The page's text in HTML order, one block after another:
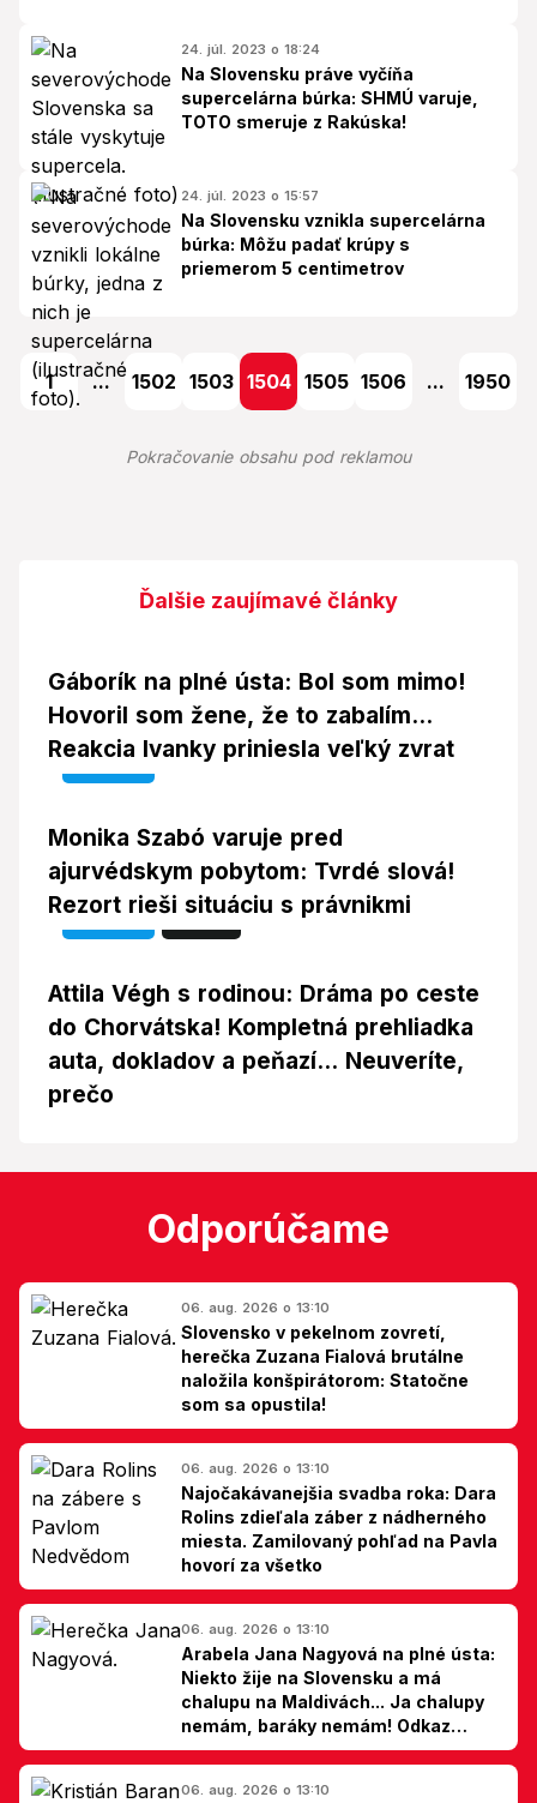
24. júl. 2023 o 18:24
Na Slovensku práve vyčíňa
supercelárna búrka: SHMÚ varuje,
TOTO smeruje z Rakúska!
24. júl. 2023 o 15:57
Na Slovensku vznikla supercelárna
búrka: Môžu padať krúpy s
priemerom 5 centimetrov
1 ... 1502 1503 1504 1505 1506 ... 1950
Pokračovanie obsahu pod reklamou
Ďalšie zaujímavé články
Gáborík na plné ústa: Bol som mimo!
Hovoril som žene, že to zabalím...
Reakcia Ivanky priniesla veľký zvrat
Video
Monika Szabó varuje pred
ajurvédskym pobytom: Tvrdé slová!
Rezort rieši situáciu s právnikmi
Video Foto
Attila Végh s rodinou: Dráma po ceste
do Chorvátska! Kompletná prehliadka
auta, dokladov a peňazí... Neuveríte,
prečo
Odporúčame
06. aug. 2026 o 13:10
Slovensko v pekelnom zovretí,
herečka Zuzana Fialová brutálne
naložila konšpirátorom: Statočne
som sa opustila!
06. aug. 2026 o 13:10
Najočakávanejšia svadba roka: Dara
Rolins zdieľala záber z nádherného
miesta. Zamilovaný pohľad na Pavla
hovorí za všetko
06. aug. 2026 o 13:10
Arabela Jana Nagyová na plné ústa:
Niekto žije na Slovensku a má
chalupu na Maldivách... Ja chalupy
nemám, baráky nemám! Odkaz
Slovákom
06. aug. 2026 o 13:10